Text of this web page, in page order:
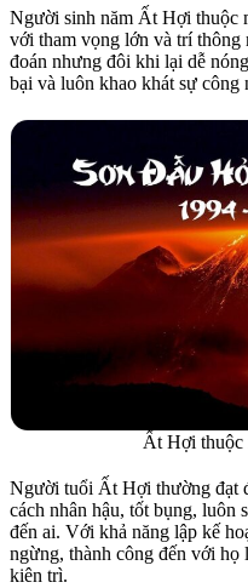
Người sinh năm Ất Hợi thuộc
với tham vọng lớn và trí thông
đoán nhưng đôi khi lại dễ
bại và luôn khao khát sự
Ất Hợi thuộc
Người tuổi Ất Hợi thường đạt
cách nhân hậu, tốt bụng, luôn
đến ai. Với khả năng lập kế
ngừng, thành công đến với họ
kiên trì.